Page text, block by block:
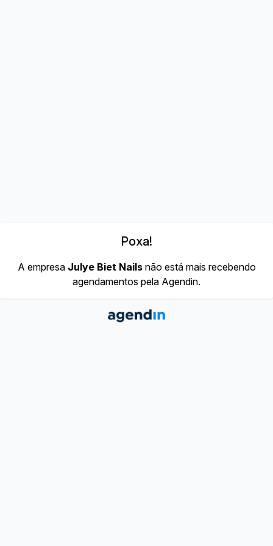
Poxa!
A empresa Julye Biet Nailsnão está mais recebendo
agendamentos pela Agendin.